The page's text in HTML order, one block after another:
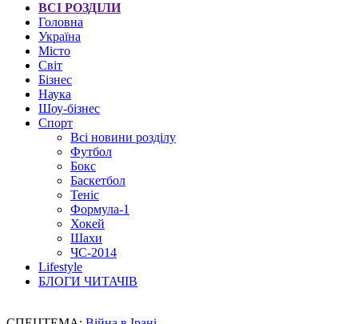
ВСІ РОЗДІЛИ
Головна
Україна
Місто
Світ
Бізнес
Наука
Шоу-бізнес
Спорт
Всі новини розділу
Футбол
Бокс
Баскетбол
Теніс
Формула-1
Хокей
Шахи
ЧС-2014
Lifestyle
БЛОГИ ЧИТАЧІВ